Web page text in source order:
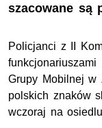
szacowane są
Policjanci z II
Grupy Mobilnej w
polskich znaków
wczoraj na